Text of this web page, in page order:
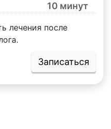
10 минут
лечения после
Записаться